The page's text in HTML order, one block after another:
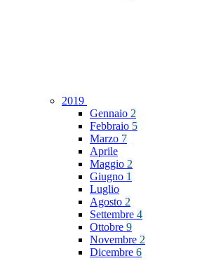
2019
Gennaio 2
Febbraio 5
Marzo 7
Aprile
Maggio 2
Giugno 1
Luglio
Agosto 2
Settembre 4
Ottobre 9
Novembre 2
Dicembre 6